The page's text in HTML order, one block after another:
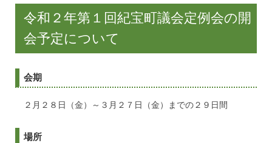
令和２年第１回紀宝町議会定例会の開
会予定について
会期
２月２８日（金）～３月２７日（金）までの２９日間
場所